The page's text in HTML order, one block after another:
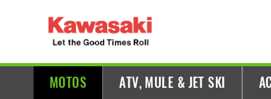
MOTOS ATV, MULE & JET SKI